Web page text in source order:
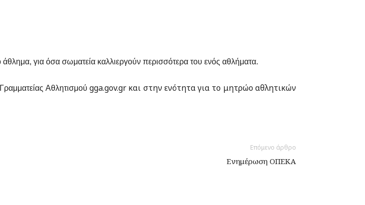
για όσα σωματεία καλλιεργούν περισσότερα του ενός αθλήματα.
Αθλητισμού gga.gov.gr και στην ενότητα για το μητρώο αθλητικών
Επόμενο άρθρο
Ενημέρωση ΟΠΕΚΑ